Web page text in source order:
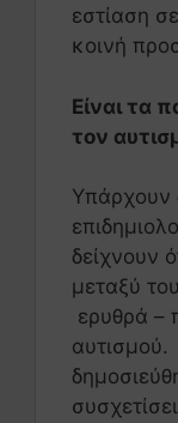
εστίαση
κοινή
Είναι τα
τον
Υπάρχουν
δείχνουν
μεταξύ
ερυθρά –